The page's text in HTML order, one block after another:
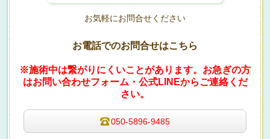
お気軽にお問合せください
お電話でのお問合せはこちら
※施術中は繋がりにくいことがあります。お急ぎの方
はお問い合わせフォーム・公式LINEからご連絡くだ
さい。
050-5896-9485